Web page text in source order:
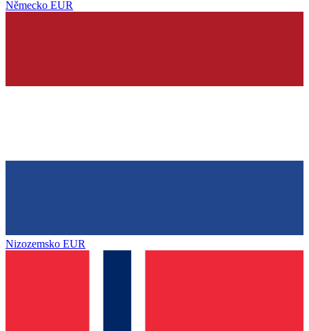
Německo EUR
Nizozemsko EUR